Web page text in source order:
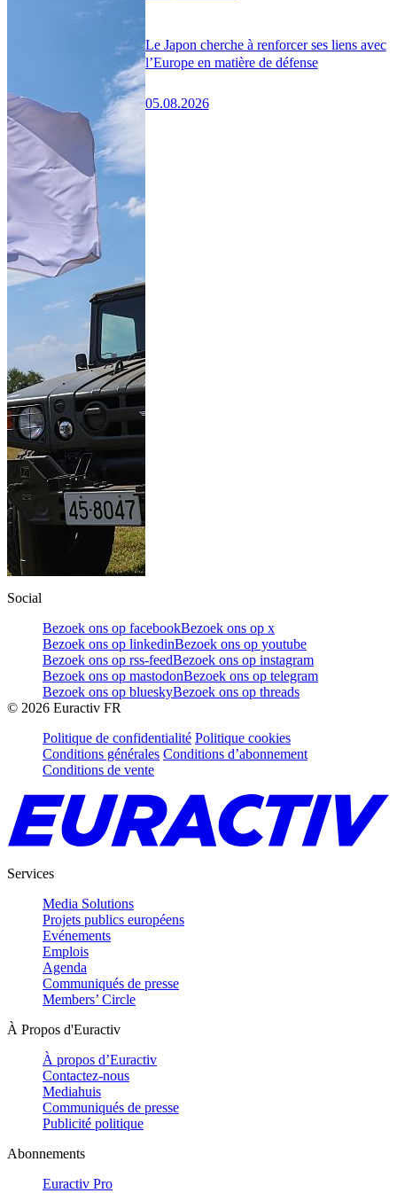
Le Japon cherche à renforcer ses liens avec
l’Europe en matière de défense
05.08.2026
Social
Bezoek ons op facebookBezoek ons op x
Bezoek ons op linkedinBezoek ons op youtube
Bezoek ons op rss-feedBezoek ons op instagram
Bezoek ons op mastodonBezoek ons op telegram
Bezoek ons op blueskyBezoek ons op threads
© 2026 Euractiv FR
Politique de confidentialité Politique cookies
Conditions générales Conditions d’abonnement
Conditions de vente
Services
Media Solutions
Projets publics européens
Evénements
Emplois
Agenda
Communiqués de presse
Members’ Circle
À Propos d'Euractiv
À propos d’Euractiv
Contactez-nous
Mediahuis
Communiqués de presse
Publicité politique
Abonnements
Euractiv Pro